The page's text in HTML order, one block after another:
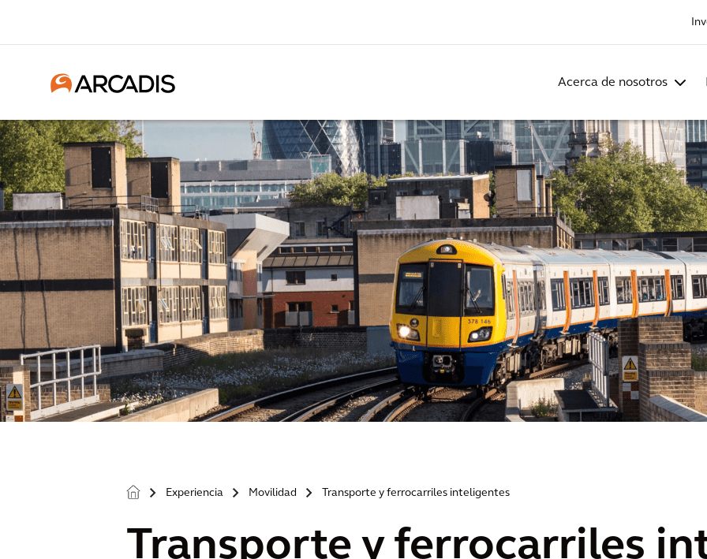
Acerca de nosotros
> Experiencia > Movilidad > Transporte y ferrocarriles inteligentes
Transporte y ferrocarriles